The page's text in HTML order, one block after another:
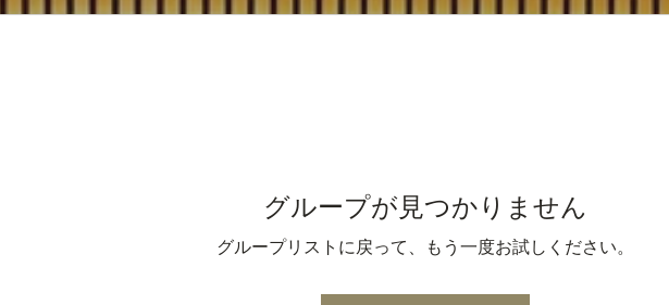
グループが見つかりません
グループリストに戻って、もう一度お試しください。